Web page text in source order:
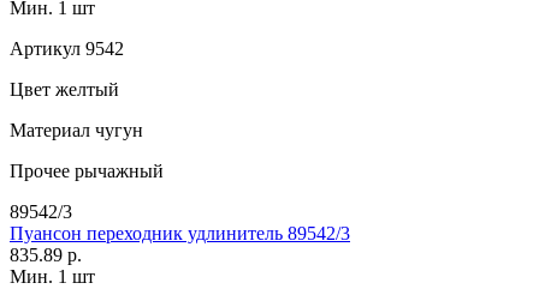
Мин. 1 шт
Артикул 9542
Цвет желтый
Материал чугун
Прочее рычажный
89542/3
Пуансон переходник удлинитель 89542/3
835.89 р.
Мин. 1 шт